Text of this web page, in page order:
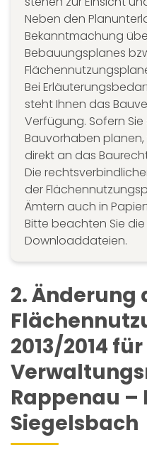
Neben den
Bekanntmachung
Bebauungsplanes
Bei
steht Ihnen das
Verfügung. Sofern Sie
Bauvorhaben
direkt an das
Die
der
Ämtern auch in
Bitte beachten Sie
Downloaddateien.
2. Änderung
2013/2014
Rappenau
Siegelsbach